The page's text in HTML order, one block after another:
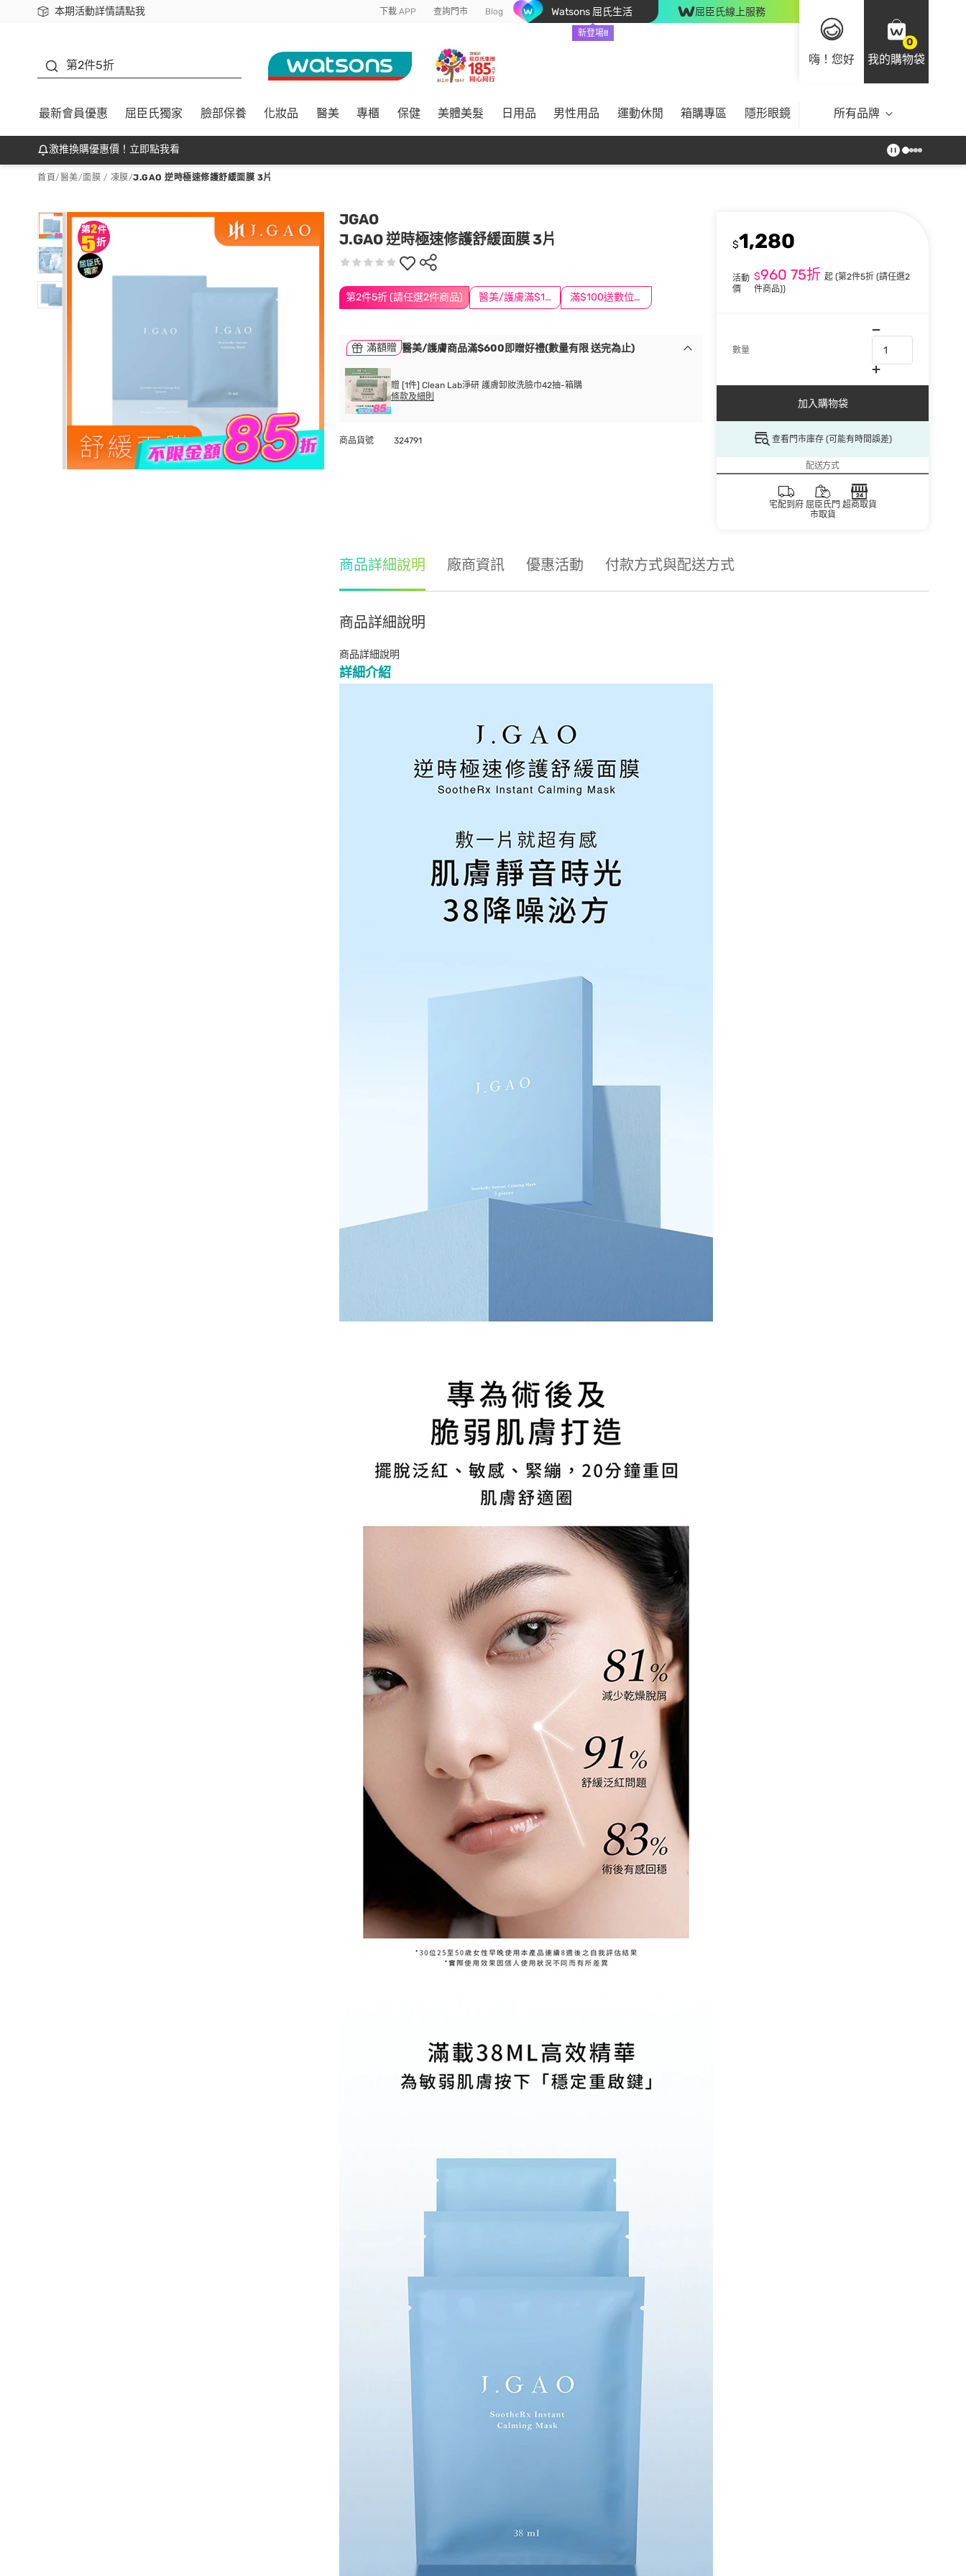
本期活動詳情請點我
下載app最高回饋$350 下載 APP 查詢門市 Blog Watsons 屈氏生活
新登場!!
屈臣氏線上服務
嗨！您好
0
我的購物袋
第2件5折
最新會員優惠 屈臣氏獨家 臉部保養 化妝品 醫美 專櫃 保健 美體美髮 日用品 男性用品 運動休閒 箱購專區 隱形眼鏡 所有品牌
激推換購優惠價！立即點我看
首頁/醫美/面膜 / 凍膜/J.GAO 逆時極速修護舒緩面膜 3片
JGAO
J.GAO 逆時極速修護舒緩面膜 3片
第2件5折 (請任選2件商品) 醫美/護膚滿$1200送$200 滿$100送數位印花
$1,280
活動
價
$960 75折起(第2件5折 (請任選2
件商品))
數量
加入購物袋
查看門市庫存 (可能有時間誤差)
配送方式
宅配到府 屈臣氏門
市取貨
超商取貨
滿額贈 醫美/護膚商品滿$600即贈好禮(數量有限 送完為止)
贈 [1件] Clean Lab淨研 護膚卸妝洗臉巾42抽-箱購
條款及細則
商品貨號 324791
商品詳細說明 廠商資訊 優惠活動 付款方式與配送方式
商品詳細說明
商品詳細說明
詳細介紹